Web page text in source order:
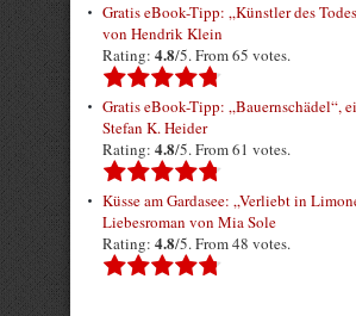
Gratis eBook-Tipp: „Künstler des
von Hendrik Klein
Rating: 4.8/5. From 65 votes.
Gratis eBook-Tipp: „Bauernschädel“,
Stefan K. Heider
Rating: 4.8/5. From 61 votes.
Küsse am Gardasee: „Verliebt in
Liebesroman von Mia Sole
Rating: 4.8/5. From 48 votes.